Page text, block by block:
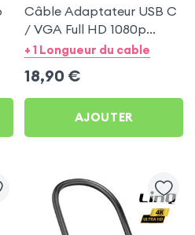
Câble Adaptateur USB C
/ VGA Full HD 1080p
20cm - LinQ pour Alcatel
+ 1 Longueur du cable
18,90 €
AJOUTER